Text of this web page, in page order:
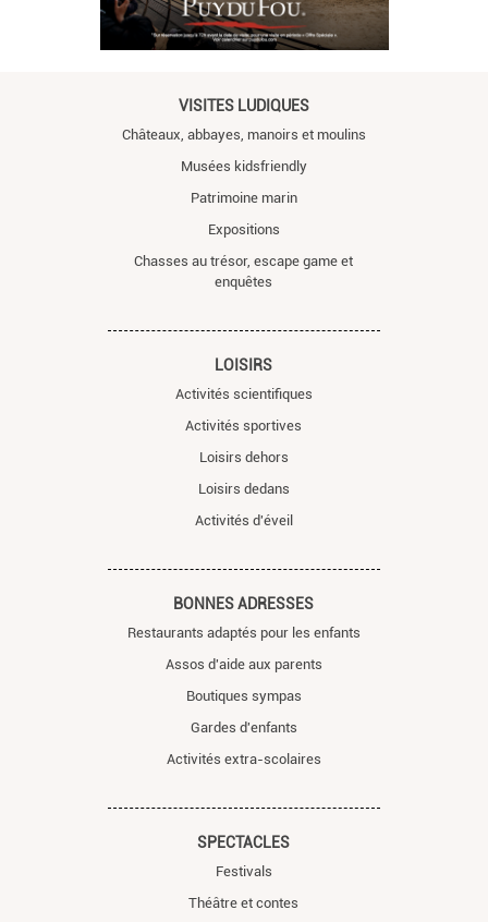
VISITES LUDIQUES
Châteaux, abbayes, manoirs et moulins
Musées kidsfriendly
Patrimoine marin
Expositions
Chasses au trésor, escape game et
enquêtes
LOISIRS
Activités scientifiques
Activités sportives
Loisirs dehors
Loisirs dedans
Activités d'éveil
BONNES ADRESSES
Restaurants adaptés pour les enfants
Assos d'aide aux parents
Boutiques sympas
Gardes d'enfants
Activités extra-scolaires
SPECTACLES
Festivals
Théâtre et contes